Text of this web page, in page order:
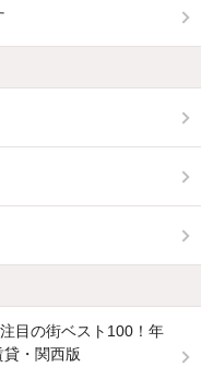
目の街ベスト100！年
・関西版